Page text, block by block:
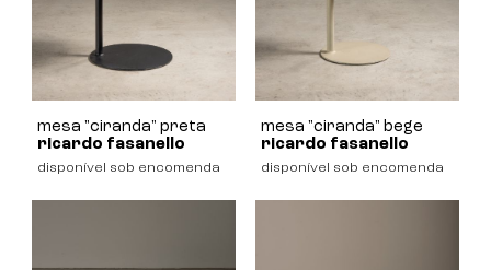
mesa "ciranda" preta
ricardo fasanello
disponível sob encomenda
mesa "ciranda" bege
ricardo fasanello
disponível sob encomenda